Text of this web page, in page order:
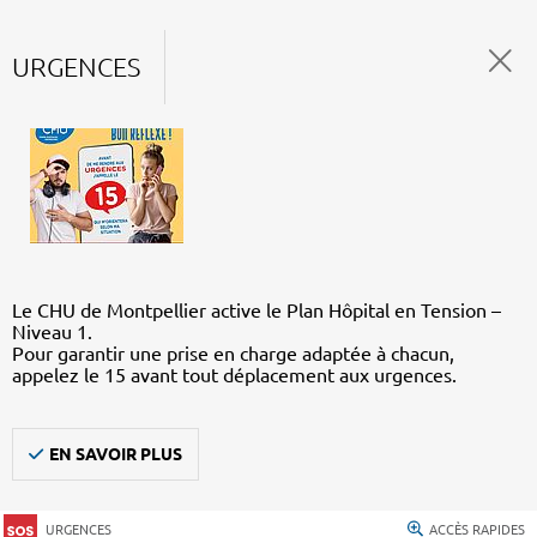
URGENCES
Le CHU de Montpellier active le Plan Hôpital en Tension –
Niveau 1.
Pour garantir une prise en charge adaptée à chacun,
appelez le 15 avant tout déplacement aux urgences.
EN SAVOIR PLUS
URGENCES ACCÈS RAPIDES